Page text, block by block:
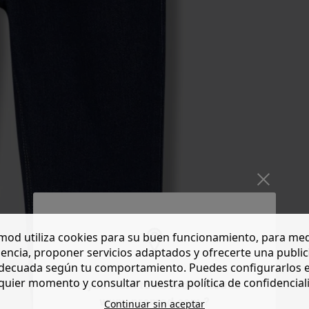
Do you want to be redirected to
www.promod.com ?
utiliza cookies para su buen funcionamiento, para
proponer servicios adaptados y ofrecerte una
según tu comportamiento. Puedes configurarlos
momento y consultar nuestra política de
Continuar sin aceptar